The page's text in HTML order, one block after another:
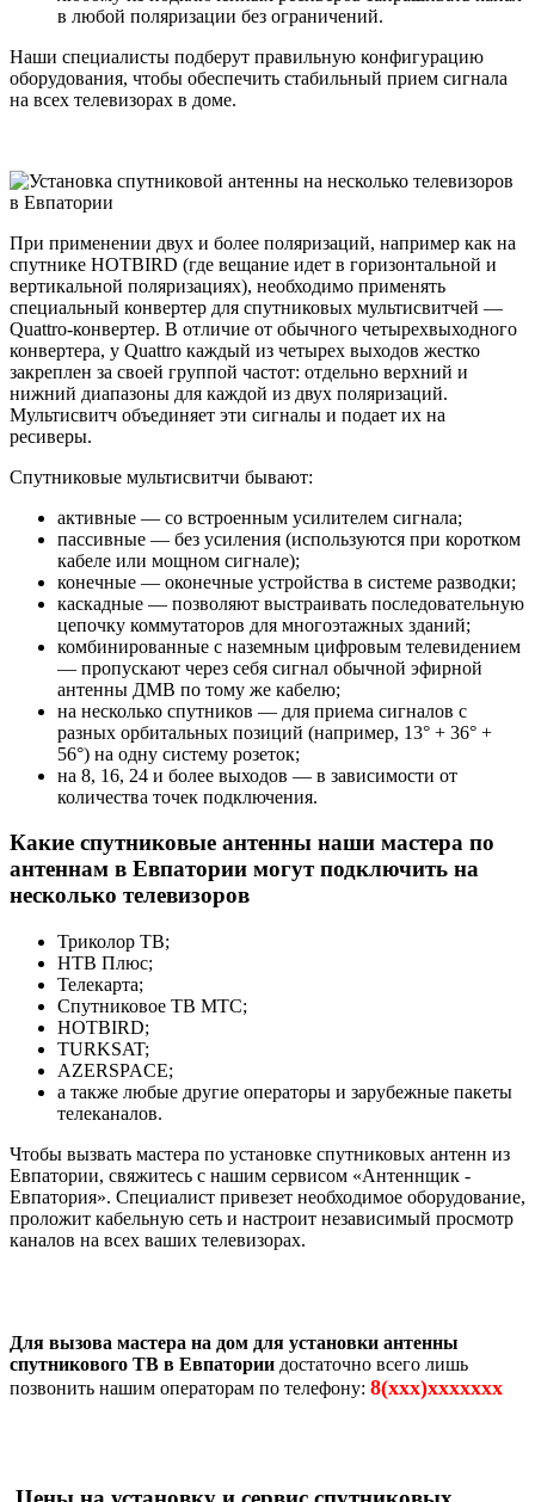
в любой поляризации без ограничений.
Наши специалисты подберут правильную конфигурацию
оборудования, чтобы обеспечить стабильный прием сигнала
на всех телевизорах в доме.
При применении двух и более поляризаций, например как на
спутнике HOTBIRD (где вещание идет в горизонтальной и
вертикальной поляризациях), необходимо применять
специальный конвертер для спутниковых мультисвитчей —
Quattro-конвертер. В отличие от обычного четырехвыходного
конвертера, у Quattro каждый из четырех выходов жестко
закреплен за своей группой частот: отдельно верхний и
нижний диапазоны для каждой из двух поляризаций.
Мультисвитч объединяет эти сигналы и подает их на
ресиверы.
Спутниковые мультисвитчи бывают:
активные — со встроенным усилителем сигнала;
пассивные — без усиления (используются при коротком
кабеле или мощном сигнале);
конечные — оконечные устройства в системе разводки;
каскадные — позволяют выстраивать последовательную
цепочку коммутаторов для многоэтажных зданий;
комбинированные с наземным цифровым телевидением
— пропускают через себя сигнал обычной эфирной
антенны ДМВ по тому же кабелю;
на несколько спутников — для приема сигналов с
разных орбитальных позиций (например, 13° + 36° +
56°) на одну систему розеток;
на 8, 16, 24 и более выходов — в зависимости от
количества точек подключения.
Какие спутниковые антенны наши мастера по
антеннам в Евпатории могут подключить на
несколько телевизоров
Триколор ТВ;
НТВ Плюс;
Телекарта;
Спутниковое ТВ МТС;
HOTBIRD;
TURKSAT;
AZERSPACE;
а также любые другие операторы и зарубежные пакеты
телеканалов.
Чтобы вызвать мастера по установке спутниковых антенн из
Евпатории, свяжитесь с нашим сервисом «Антеннщик -
Евпатория». Специалист привезет необходимое оборудование,
проложит кабельную сеть и настроит независимый просмотр
каналов на всех ваших телевизорах.
Для вызова мастера на дом для установки антенны
спутникового ТВ в Евпатории достаточно всего лишь
позвонить нашим операторам по телефону: 8(xxx)xxxxxxx